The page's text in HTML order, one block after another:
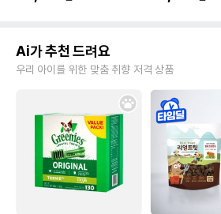
Ai가 추천 드려요
우리 아이를 위한 맞춤 취향 저격 상품